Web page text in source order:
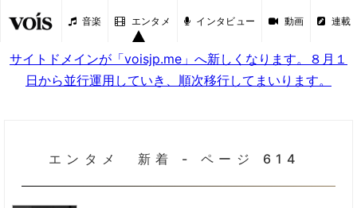
音楽 エンタメ インタビュー 動画 連載
サイトドメインが「voisjp.me」へ新しくなります。８月１
日から並行運用していき、順次移行してまいります。
エンタメ 新着 - ページ 614